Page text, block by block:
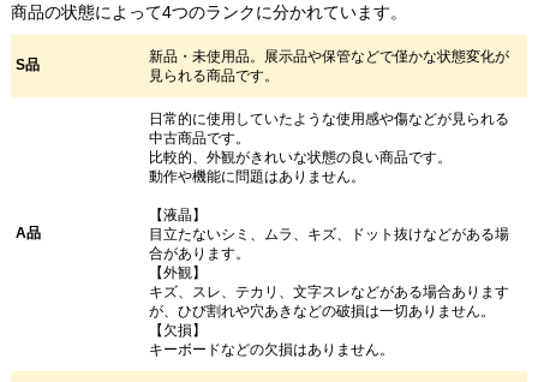
商品の状態によって4つのランクに分かれています。
S品
新品・未使用品。展示品や保管などで僅かな状態変化が
見られる商品です。
A品
日常的に使用していたような使用感や傷などが見られる
中古商品です。
比較的、外観がきれいな状態の良い商品です。
動作や機能に問題はありません。
【液晶】
目立たないシミ、ムラ、キズ、ドット抜けなどがある場
合があります。
【外観】
キズ、スレ、テカリ、文字スレなどがある場合あります
が、ひび割れや穴あきなどの破損は一切ありません。
【欠損】
キーボードなどの欠損はありません。